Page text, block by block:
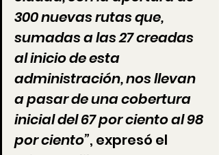
300 nuevas rutas que,
sumadas a las 27 creadas
al inicio de esta
administración, nos llevan
a pasar de una cobertura
inicial del 67 por ciento al 98
por ciento”, expresó el